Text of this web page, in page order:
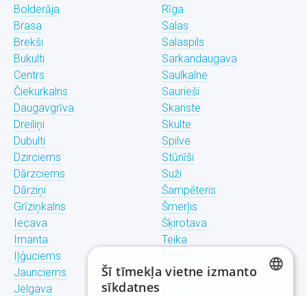
Bolderāja
Brasa
Brekši
Bukulti
Centrs
Čiekurkalns
Daugavgrīva
Dreiliņi
Dubulti
Dzirciems
Dārzciems
Dārziņi
Grīziņkalns
Iecava
Imanta
Iļģuciems
Jaunciems
Jelgava
Rīga
Salas
Salaspils
Sarkandaugava
Saulkalne
Saurieši
Skanste
Skulte
Spilve
Stūnīši
Suži
Šampēteris
Šmerļis
Šķirotava
Teika
Trīsciems
Šī tīmekļa vietne izmanto
sīkdatnes